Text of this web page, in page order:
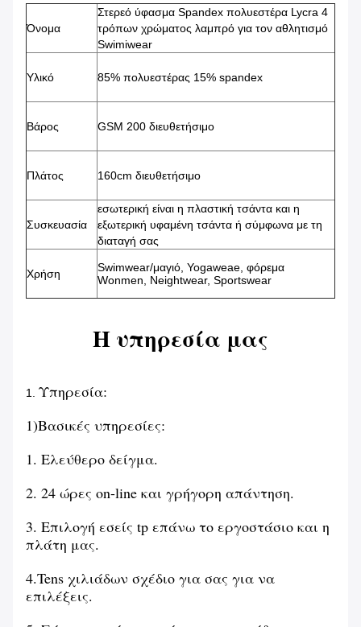
Όνομα
Στερεό ύφασμα Spandex πολυεστέρα Lycra 4
τρόπων χρώματος λαμπρό για τον αθλητισμό
Swimiwear
Υλικό 85% πολυεστέρας 15% spandex
Βάρος GSM 200 διευθετήσιμο
Πλάτος 160cm διευθετήσιμο
Συσκευασία
εσωτερική είναι η πλαστική τσάντα και η
εξωτερική υφαμένη τσάντα ή σύμφωνα με τη
διαταγή σας
Χρήση
Swimwear/μαγιό, Yogaweae, φόρεμα
Wonmen, Neightwear, Sportswear
Η υπηρεσία μας
1. Υπηρεσία:
1)Βασικές υπηρεσίες:
1. Ελεύθερο δείγμα.
2. 24 ώρες on-line και γρήγορη απάντηση.
3. Επιλογή εσείς tp επάνω το εργοστάσιο και η
πλάτη μας.
4.Tens χιλιάδων σχέδιο για σας για να
επιλέξεις.